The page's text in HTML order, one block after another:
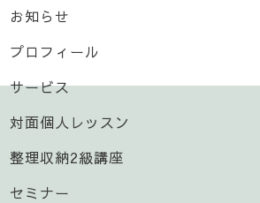
お知らせ
プロフィール
サービス
対面個人レッスン
整理収納2級講座
セミナー